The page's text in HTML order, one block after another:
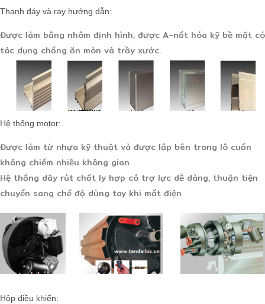
Thanh đáy và ray hướng dẫn:
Được làm bằng nhôm định hình, được A-nốt hóa kỹ bề mặt có
tác dụng chống ăn mòn và trầy xước.
Hệ thống motor:
Được làm từ nhựa kỹ thuật và được lắp bên trong lô cuốn
không chiếm nhiều không gian
Hệ thống dây rút chốt ly hợp có trợ lực dễ dàng, thuận tiện
chuyển sang chế độ dùng tay khi mất điện
Hộp điều khiển: